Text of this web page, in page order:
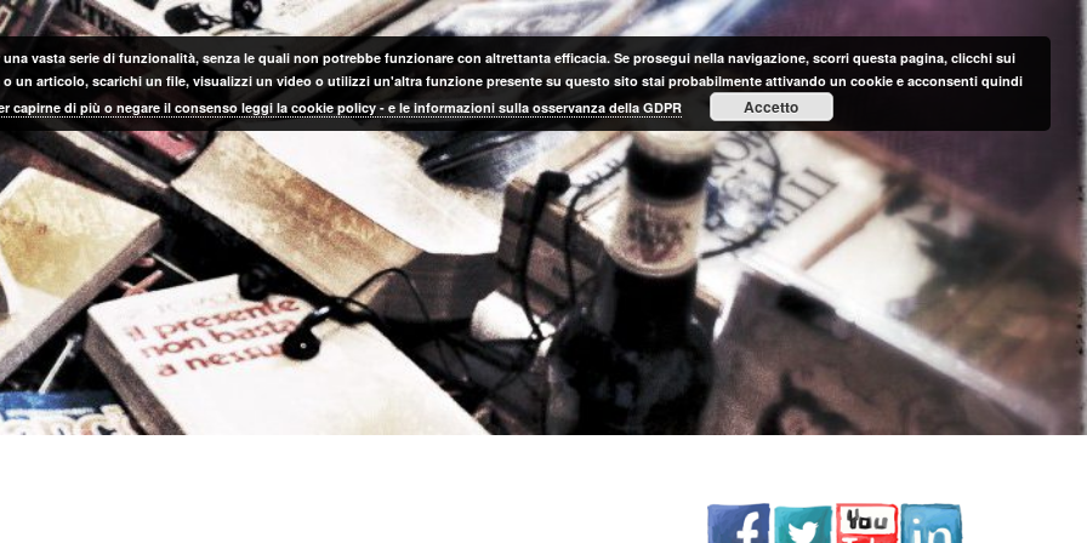
vasta serie di funzionalità, senza le quali non potrebbe funzionare con altrettanta efficacia. Se prosegui nella navigazione, scorri questa pagina, clicchi sui
un articolo, scarichi un file, visualizzi un video o utilizzi un'altra funzione presente su questo sito stai probabilmente attivando un cookie e acconsenti quindi
capirne di più o negare il consenso leggi la cookie policy - e le informazioni sulla osservanza della GDPR Accetto